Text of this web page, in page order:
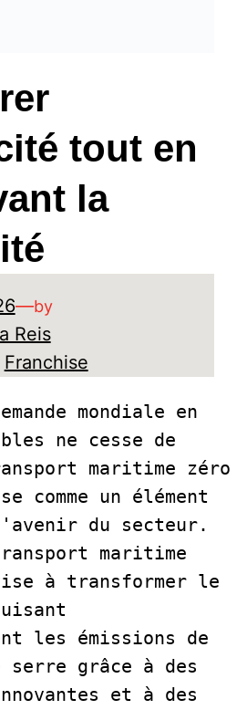
tout en
la
—by
Reis
Franchise
mondiale en
ne cesse de
maritime zéro
comme un élément
du secteur.
maritime
à transformer le
les émissions de
grâce à des
et à des